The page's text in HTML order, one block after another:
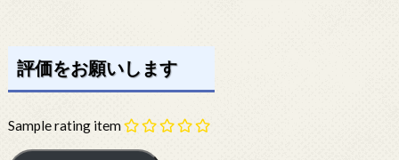
評価をお願いします
Sample rating item